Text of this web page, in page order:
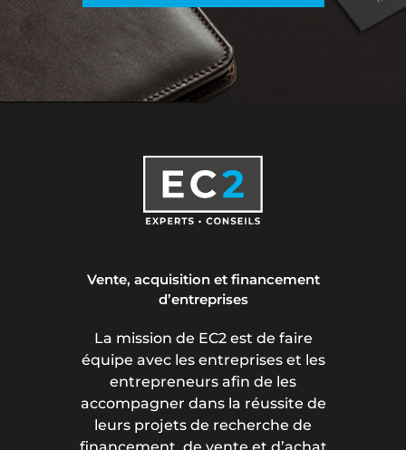
Vente, acquisition et financement
d’entreprises
La mission de EC2 est de faire
équipe avec les entreprises et les
entrepreneurs afin de les
accompagner dans la réussite de
leurs projets de recherche de